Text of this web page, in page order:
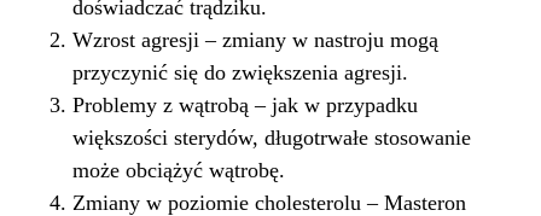
doświadczać trądziku.
Wzrost agresji – zmiany w nastroju mogą
przyczynić się do zwiększenia agresji.
Problemy z wątrobą – jak w przypadku
większości sterydów, długotrwałe stosowanie
może obciążyć wątrobę.
Zmiany w poziomie cholesterolu – Masteron